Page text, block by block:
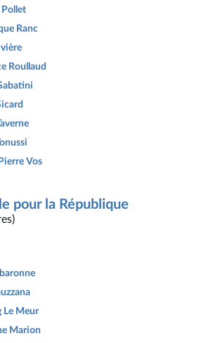
Pollet
Ranc
Roullaud
Vos
pour la République
Le Meur
Marion